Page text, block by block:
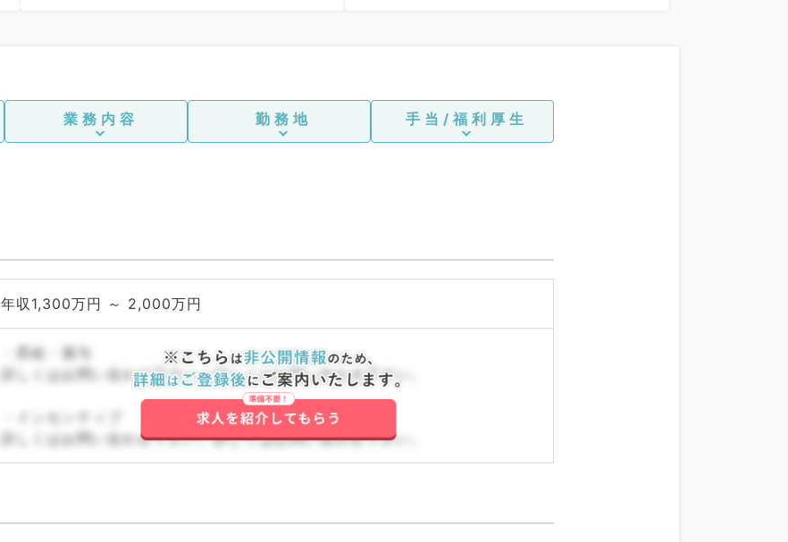
業務内容 勤務地 手当/福利厚生
年収1,300万円 ～ 2,000万円
・昇給・賞与
詳しくはお問い合わせ下さい。詳しくはお問い合わせ下さい。
・インセンティブ
詳しくはお問い合わせ下さい。詳しくはお問い合わせ下さい。